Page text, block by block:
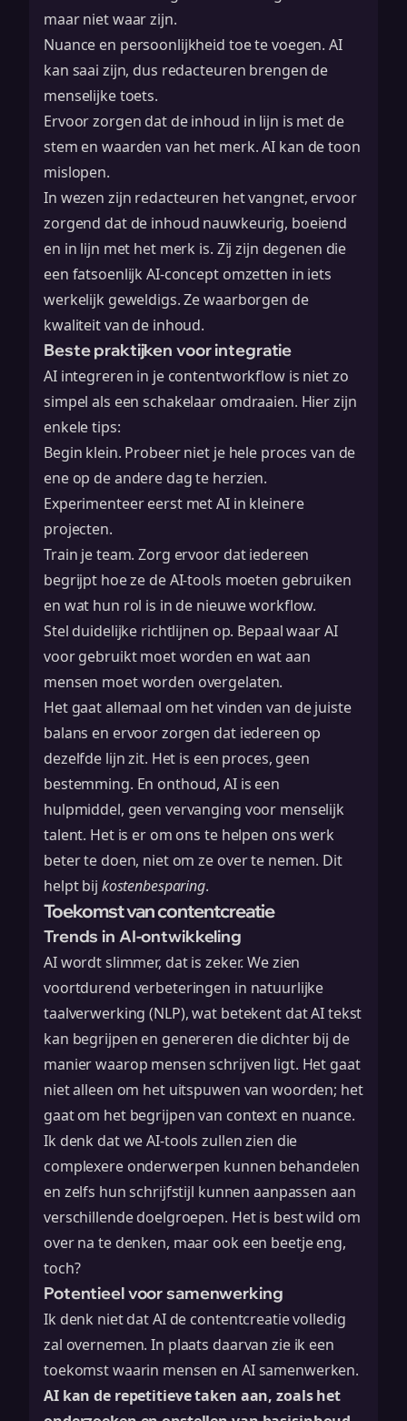
maar niet waar zijn.
Nuance en persoonlijkheid toe te voegen. AI
kan saai zijn, dus redacteuren brengen de
menselijke toets.
Ervoor zorgen dat de inhoud in lijn is met de
stem en waarden van het merk. AI kan de toon
mislopen.
In wezen zijn redacteuren het vangnet, ervoor
zorgend dat de inhoud nauwkeurig, boeiend
en in lijn met het merk is. Zij zijn degenen die
een fatsoenlijk AI-concept omzetten in iets
werkelijk geweldigs. Ze waarborgen de
kwaliteit van de inhoud.
Beste praktijken voor integratie
AI integreren in je contentworkflow is niet zo
simpel als een schakelaar omdraaien. Hier zijn
enkele tips:
Begin klein. Probeer niet je hele proces van de
ene op de andere dag te herzien.
Experimenteer eerst met AI in kleinere
projecten.
Train je team. Zorg ervoor dat iedereen
begrijpt hoe ze de AI-tools moeten gebruiken
en wat hun rol is in de nieuwe workflow.
Stel duidelijke richtlijnen op. Bepaal waar AI
voor gebruikt moet worden en wat aan
mensen moet worden overgelaten.
Het gaat allemaal om het vinden van de juiste
balans en ervoor zorgen dat iedereen op
dezelfde lijn zit. Het is een proces, geen
bestemming. En onthoud, AI is een
hulpmiddel, geen vervanging voor menselijk
talent. Het is er om ons te helpen ons werk
beter te doen, niet om ze over te nemen. Dit
helpt bij kostenbesparing.
Toekomst van contentcreatie
Trends in AI-ontwikkeling
AI wordt slimmer, dat is zeker. We zien
voortdurend verbeteringen in natuurlijke
taalverwerking (NLP), wat betekent dat AI tekst
kan begrijpen en genereren die dichter bij de
manier waarop mensen schrijven ligt. Het gaat
niet alleen om het uitspuwen van woorden; het
gaat om het begrijpen van context en nuance.
Ik denk dat we AI-tools zullen zien die
complexere onderwerpen kunnen behandelen
en zelfs hun schrijfstijl kunnen aanpassen aan
verschillende doelgroepen. Het is best wild om
over na te denken, maar ook een beetje eng,
toch?
Potentieel voor samenwerking
Ik denk niet dat AI de contentcreatie volledig
zal overnemen. In plaats daarvan zie ik een
toekomst waarin mensen en AI samenwerken.
AI kan de repetitieve taken aan, zoals het